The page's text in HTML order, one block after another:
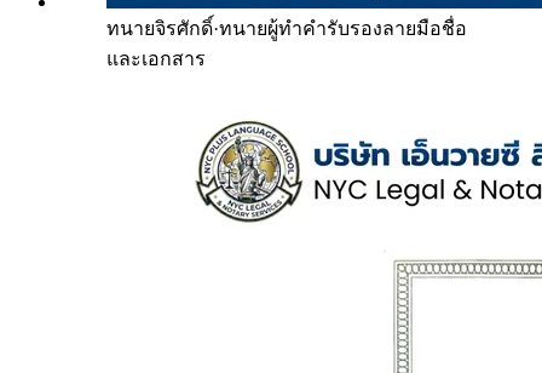
ทนายจิรศักดิ์·ทนายผู้ทำคำรับรองลายมือชื่อ
และเอกสาร